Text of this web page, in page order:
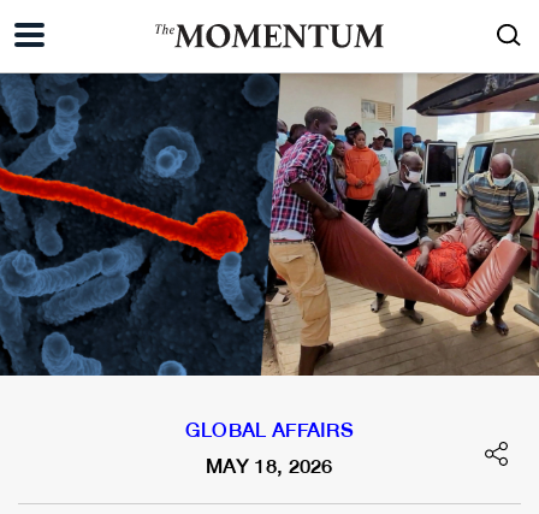
GLOBAL AFFAIRS
MAY 18, 2026